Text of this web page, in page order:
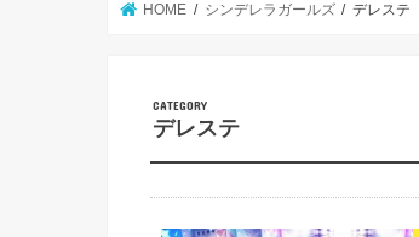
HOME シンデレラガールズ デレステ
デレステ